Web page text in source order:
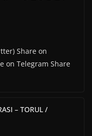
Share on
on Telegram Share
– TORUL /